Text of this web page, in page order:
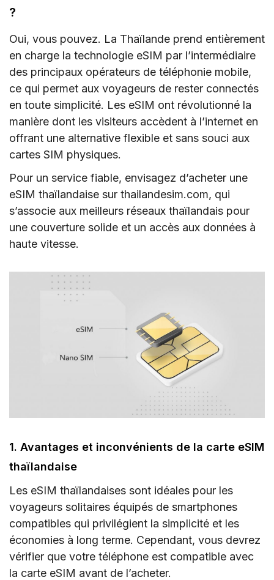
Quelle est la différence entre la carte SIM et la
carte eSIM en Thaïlande
Conclusion
?
Oui, vous pouvez. La Thaïlande prend entièrement
en charge la technologie eSIM par l’intermédiaire
des principaux opérateurs de téléphonie mobile,
ce qui permet aux voyageurs de rester connectés
en toute simplicité. Les eSIM ont révolutionné la
manière dont les visiteurs accèdent à l’internet en
offrant une alternative flexible et sans souci aux
cartes SIM physiques.
Pour un service fiable, envisagez d’acheter une
eSIM thaïlandaise sur thailandesim.com, qui
s’associe aux meilleurs réseaux thaïlandais pour
une couverture solide et un accès aux données à
haute vitesse.
1. Avantages et inconvénients de la carte eSIM
thaïlandaise
Les eSIM thaïlandaises sont idéales pour les
voyageurs solitaires équipés de smartphones
compatibles qui privilégient la simplicité et les
économies à long terme. Cependant, vous devrez
vérifier que votre téléphone est compatible avec
la carte eSIM avant de l’acheter.